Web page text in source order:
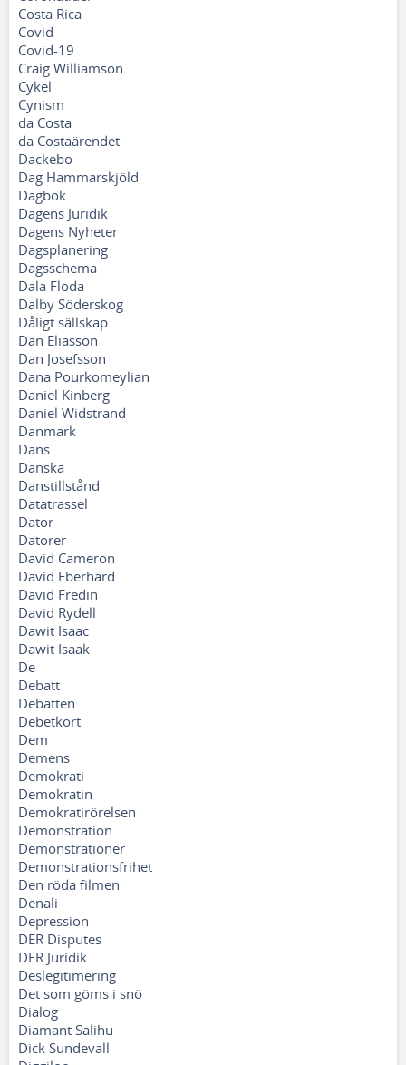
Costa Rica
Covid
Covid-19
Craig Williamson
Cykel
Cynism
da Costa
da Costaärendet
Dackebo
Dag Hammarskjöld
Dagbok
Dagens Juridik
Dagens Nyheter
Dagsplanering
Dagsschema
Dala Floda
Dalby Söderskog
Dåligt sällskap
Dan Eliasson
Dan Josefsson
Dana Pourkomeylian
Daniel Kinberg
Daniel Widstrand
Danmark
Dans
Danska
Danstillstånd
Datatrassel
Dator
Datorer
David Cameron
David Eberhard
David Fredin
David Rydell
Dawit Isaac
Dawit Isaak
De
Debatt
Debatten
Debetkort
Dem
Demens
Demokrati
Demokratin
Demokratirörelsen
Demonstration
Demonstrationer
Demonstrationsfrihet
Den röda filmen
Denali
Depression
DER Disputes
DER Juridik
Deslegitimering
Det som göms i snö
Dialog
Diamant Salihu
Dick Sundevall